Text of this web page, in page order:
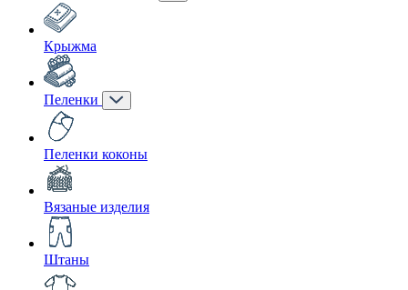
Крыжма
Пеленки
Пеленки коконы
Вязаные изделия
Штаны